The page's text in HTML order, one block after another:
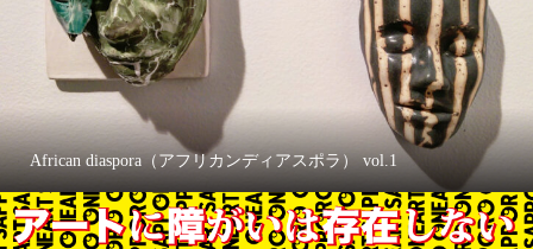
African diaspora（アフリカンディアスポラ） vol.1